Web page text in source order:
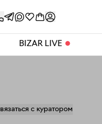
BIZAR LIVE ⬤
с куратором